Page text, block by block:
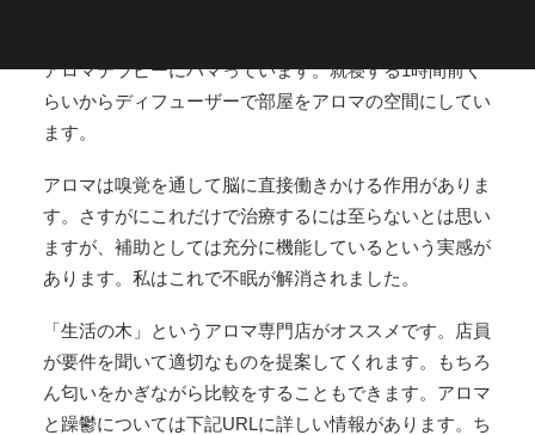
アロマテラピーにハマっています。就寝する1時間前く
らいからディフューザーで部屋をアロマの空間にしてい
ます。
アロマは嗅覚を通して脳に直接働きかける作用がありま
す。さすがにこれだけで治療するには至らないとは思い
ますが、補助としては充分に機能しているという実感が
あります。私はこれで不眠が解消されました。
「生活の木」というアロマ専門店がオススメです。店員
が要件を聞いて適切なものを提案してくれます。もちろ
ん匂いをかぎながら比較をすることもできます。アロマ
と躁鬱については下記URLに詳しい情報があります。ち